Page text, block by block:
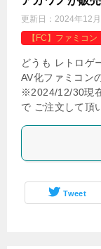
アカワノが販
更新日：
どうも レトロゲ